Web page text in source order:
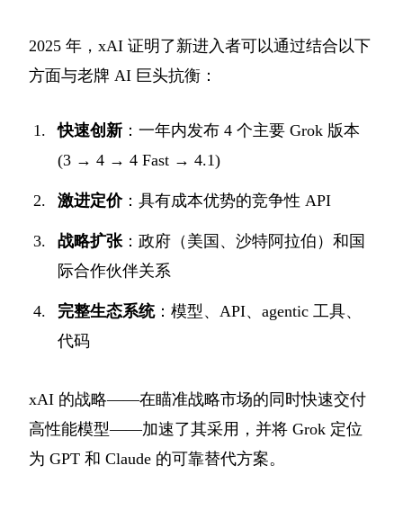
2025 年，xAI 证明了新进入者可以通过结合以下
方面与老牌 AI 巨头抗衡：
快速创新 ：一年内发布 4 个主要 Grok 版本
(3 → 4 → 4 Fast → 4.1)
激进定价：具有成本优势的竞争性 API
战略扩张：政府（美国、沙特阿拉伯）和国
际合作伙伴关系
完整生态系统：模型、API、agentic 工具、
代码
xAI 的战略——在瞄准战略市场的同时快速交付
高性能模型——加速了其采用，并将 Grok 定位
为 GPT 和 Claude 的可靠替代方案。